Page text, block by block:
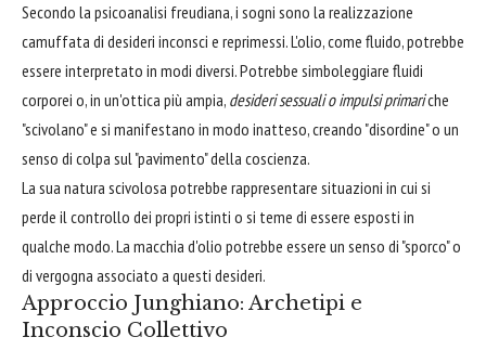
Secondo la psicoanalisi freudiana, i sogni sono la realizzazione
camuffata di desideri inconsci e reprimessi. L'olio, come fluido, potrebbe
essere interpretato in modi diversi. Potrebbe simboleggiare fluidi
corporei o, in un'ottica più ampia, desideri sessuali o impulsi primariche
"scivolano" e si manifestano in modo inatteso, creando "disordine" o un
senso di colpa sul "pavimento" della coscienza.
La sua natura scivolosa potrebbe rappresentare situazioni in cui si
perde il controllo dei propri istinti o si teme di essere esposti in
qualche modo. La macchia d'olio potrebbe essere un senso di "sporco" o
di vergogna associato a questi desideri.
Approccio Junghiano: Archetipi e
Inconscio Collettivo